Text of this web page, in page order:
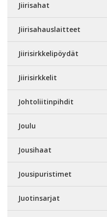
Jiirisahat
Jiirisahauslaitteet
Jiirisirkkelipöydät
Jiirisirkkelit
Johtoliitinpihdit
Joulu
Jousihaat
Jousipuristimet
Juotinsarjat